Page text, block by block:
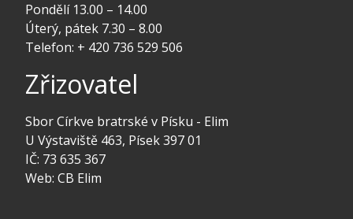
Pondělí 13.00 – 14.00
Úterý, pátek 7.30 – 8.00
Telefon: + 420 736 529 506
Zřizovatel
Sbor Církve bratrské v Písku - Elim
U Výstaviště 463, Písek 397 01
IČ: 73 635 367
Web: CB Elim